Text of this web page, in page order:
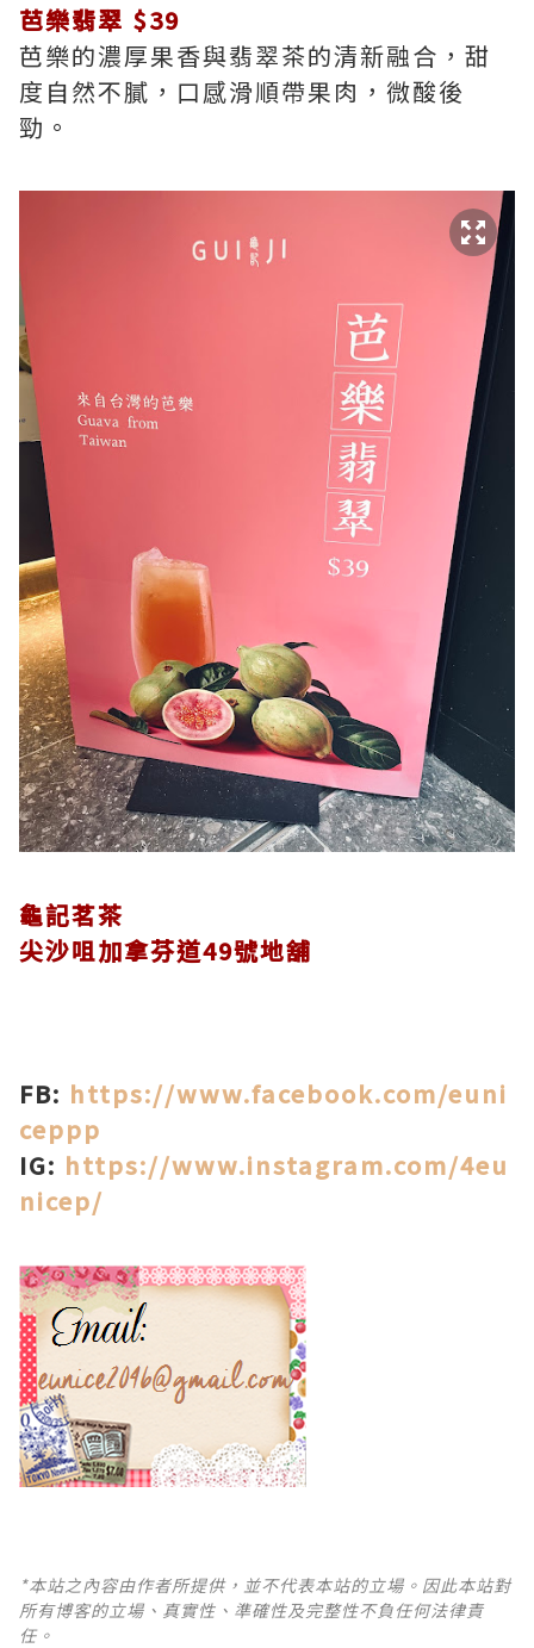
芭樂翡翠 $39
芭樂的濃厚果香與翡翠茶的清新融合，甜
度自然不膩，口感滑順帶果肉，微酸後
勁。
龜記茗茶
尖沙咀加拿芬道49號地舖
FB: https://www.facebook.com/euni
ceppp
IG: https://www.instagram.com/4eu
nicep/
*本站之內容由作者所提供，並不代表本站的立場。因此本站對
所有博客的立場、真實性、準確性及完整性不負任何法律責
任。